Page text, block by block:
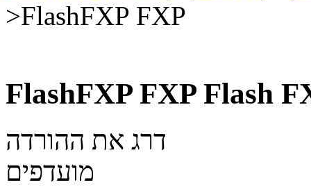
>FlashFXP FXP
FlashFXP FXP Flash
דרג את ההורדה
מועדפים